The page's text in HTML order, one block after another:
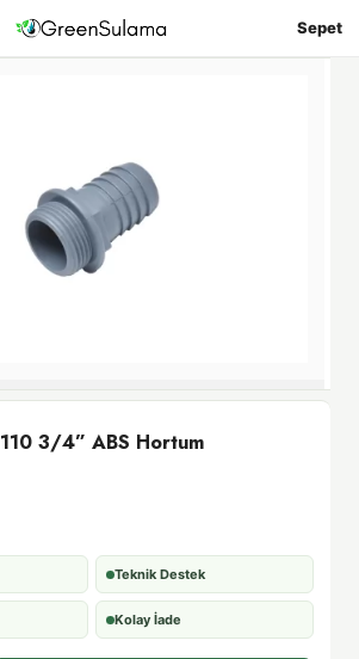
3/4” ABS Hortum
Teknik Destek
Kolay İade
Sepet